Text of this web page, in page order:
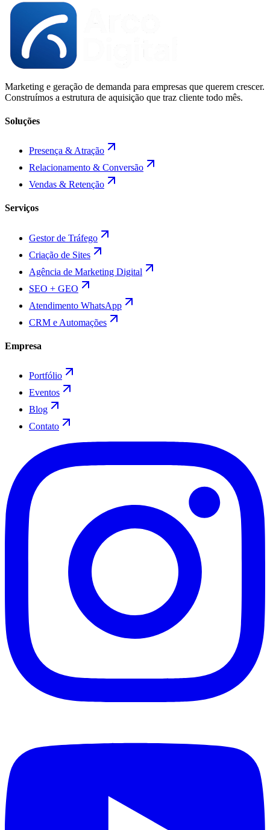
Marketing e geração de demanda para empresas que querem crescer.
Construímos a estrutura de aquisição que traz cliente todo mês.
Soluções
Presença & Atração
Relacionamento & Conversão
Vendas & Retenção
Serviços
Gestor de Tráfego
Criação de Sites
Agência de Marketing Digital
SEO + GEO
Atendimento WhatsApp
CRM e Automações
Empresa
Portfólio
Eventos
Blog
Contato